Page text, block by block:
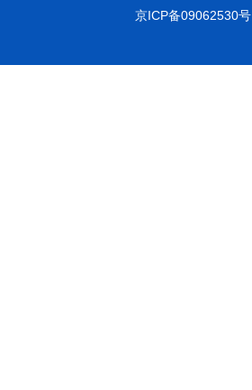
京ICP备09062530号